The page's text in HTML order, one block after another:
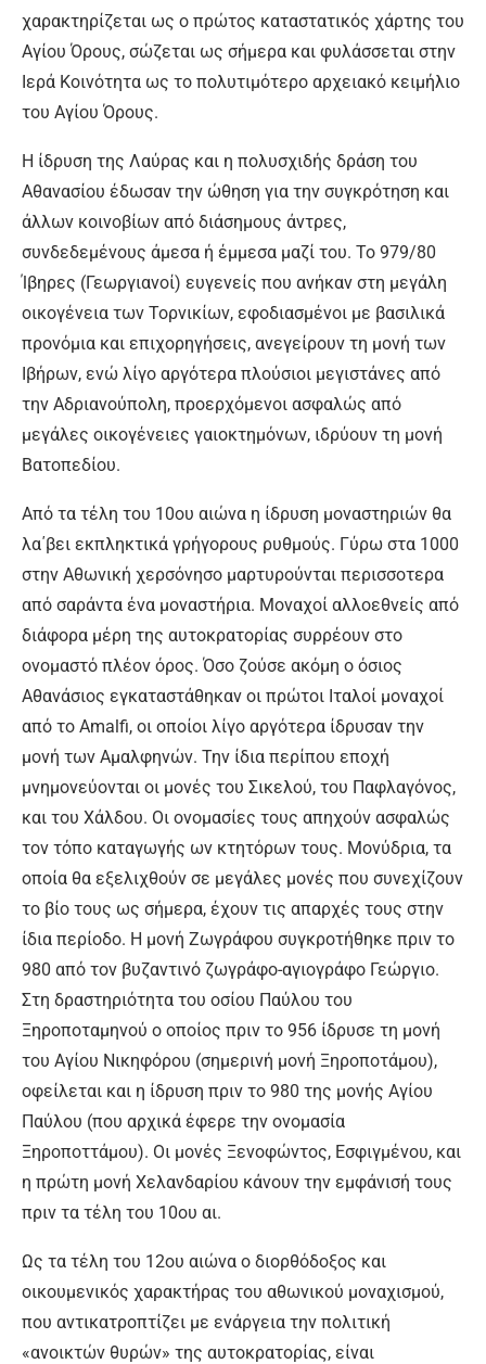
χαρακτηρίζεται ως ο πρώτος καταστατικός χάρτης του
Αγίου Όρους, σώζεται ως σήμερα και φυλάσσεται στην
Ιερά Κοινότητα ως το πολυτιμότερο αρχειακό κειμήλιο
του Αγίου Όρους.
Η ίδρυση της Λαύρας και η πολυσχιδής δράση του
Αθανασίου έδωσαν την ώθηση για την συγκρότηση και
άλλων κοινοβίων από διάσημους άντρες,
συνδεδεμένους άμεσα ή έμμεσα μαζί του. Το 979/80
Ίβηρες (Γεωργιανοί) ευγενείς που ανήκαν στη μεγάλη
οικογένεια των Τορνικίων, εφοδιασμένοι με βασιλικά
προνόμια και επιχορηγήσεις, ανεγείρουν τη μονή των
Ιβήρων, ενώ λίγο αργότερα πλούσιοι μεγιστάνες από
την Αδριανούπολη, προερχόμενοι ασφαλώς από
μεγάλες οικογένειες γαιοκτημόνων, ιδρύουν τη μονή
Βατοπεδίου.
Από τα τέλη του 10ου αιώνα η ίδρυση μοναστηριών θα
λα΄βει εκπληκτικά γρήγορους ρυθμούς. Γύρω στα 1000
στην Αθωνική χερσόνησο μαρτυρούνται περισσοτερα
από σαράντα ένα μοναστήρια. Μοναχοί αλλοεθνείς από
διάφορα μέρη της αυτοκρατορίας συρρέουν στο
ονομαστό πλέον όρος. Όσο ζούσε ακόμη ο όσιος
Αθανάσιος εγκαταστάθηκαν οι πρώτοι Ιταλοί μοναχοί
από το Amalfi, οι οποίοι λίγο αργότερα ίδρυσαν την
μονή των Αμαλφηνών. Την ίδια περίπου εποχή
μνημονεύονται οι μονές του Σικελού, του Παφλαγόνος,
και του Χάλδου. Οι ονομασίες τους απηχούν ασφαλώς
τον τόπο καταγωγής ων κτητόρων τους. Μονύδρια, τα
οποία θα εξελιχθούν σε μεγάλες μονές που συνεχίζουν
το βίο τους ως σήμερα, έχουν τις απαρχές τους στην
ίδια περίοδο. Η μονή Ζωγράφου συγκροτήθηκε πριν το
980 από τον βυζαντινό ζωγράφο-αγιογράφο Γεώργιο.
Στη δραστηριότητα του οσίου Παύλου του
Ξηροποταμηνού ο οποίος πριν το 956 ίδρυσε τη μονή
του Αγίου Νικηφόρου (σημερινή μονή Ξηροποτάμου),
οφείλεται και η ίδρυση πριν το 980 της μονής Αγίου
Παύλου (που αρχικά έφερε την ονομασία
Ξηροποττάμου). Οι μονές Ξενοφώντος, Εσφιγμένου, και
η πρώτη μονή Χελανδαρίου κάνουν την εμφάνισή τους
πριν τα τέλη του 10ου αι.
Ως τα τέλη του 12ου αιώνα ο διορθόδοξος και
οικουμενικός χαρακτήρας του αθωνικού μοναχισμού,
που αντικατροπτίζει με ενάργεια την πολιτική
«ανοικτών θυρών» της αυτοκρατορίας, είναι